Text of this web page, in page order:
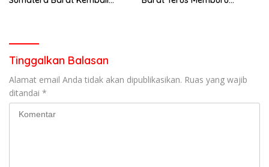
Tinggalkan Balasan
Alamat email Anda tidak akan dipublikasikan. Ruas yang wajib
ditandai *